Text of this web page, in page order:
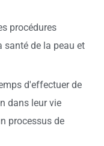
procédures
santé de la peau et
d'effectuer de
dans leur vie
processus de